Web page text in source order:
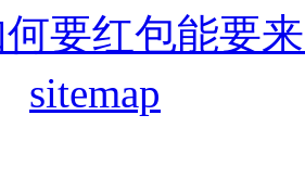
何要红包能要
sitemap